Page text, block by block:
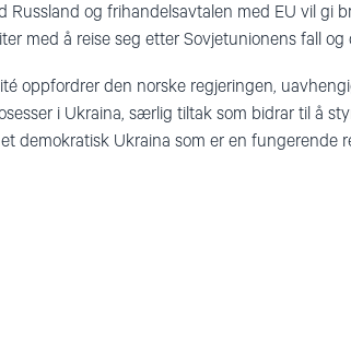
Russland og frihandelsavtalen med EU vil gi
med å reise seg etter Sovjetunionens fall
oppfordrer den norske regjeringen,
i Ukraina, særlig tiltak som bidrar til å
demokratisk Ukraina som er en fungerende